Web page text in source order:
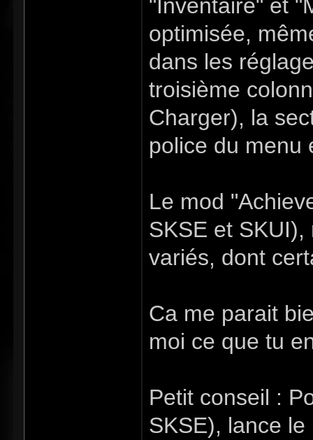
"Inventaire" et
optimisée,
dans les
troisième
Charger), la
police du menu
Le mod
SKSE et
variés, dont
Ca me parait
moi ce que tu
Petit conseil :
SKSE), lance